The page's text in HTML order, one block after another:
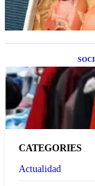
CATEGORIES
Actualidad